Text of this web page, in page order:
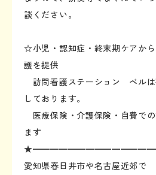
談ください。
☆小児・認知症・終末期ケアか
護を提供
訪問看護ステーション ベルは
しております。
医療保険・介護保険・自費で
ます
愛知県春日井市や名古屋近郊で